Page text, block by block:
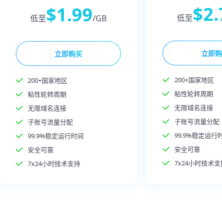
低至$1.99/GB
立即购买
200+国家地区
粘性轮转周期
无限域名连接
子账号流量分配
99.9%稳定运行时间
安全可靠
7x24小时技术支持
低至
立即
200+国家地区
粘性轮转周期
无限域名连接
子账号流量分配
99.9%稳定运行
安全可靠
7x24小时技术支